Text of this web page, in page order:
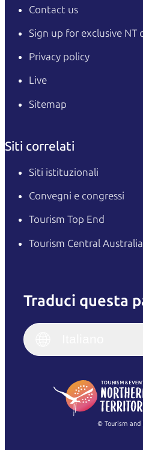
Contact us
Sign up for exclusive NT
Privacy policy
Live
Sitemap
Siti correlati
Siti istituzionali
Convegni e congressi
Tourism Top End
Tourism Central Australia
Traduci questa
English
(Singapore)
Français
© Tourism and